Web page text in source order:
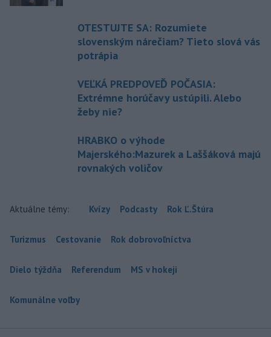
OTESTUJTE SA: Rozumiete
slovenským nárečiam? Tieto slová vás
potrápia
VEĽKÁ PREDPOVEĎ POČASIA:
Extrémne horúčavy ustúpili. Alebo
žeby nie?
HRABKO o výhode
Majerského:Mazurek a Laššáková majú
rovnakých voličov
Aktuálne témy: Kvízy Podcasty Rok Ľ.Štúra
Turizmus Cestovanie Rok dobrovoľníctva
Dielo týždňa Referendum MS v hokeji
Komunálne voľby